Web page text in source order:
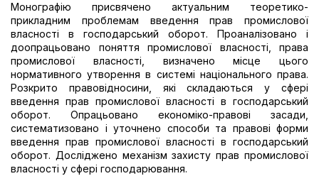
Монографію присвячено актуальним теоретико-
прикладним проблемам введення прав промислової
власності в господарський оборот. Проаналізовано і
доопрацьовано поняття промислової власності, права
промислової власності, визначено місце цього
нормативного утворення в системі національного права.
Розкрито правовідносини, які складаються у сфері
введення прав промислової власності в господарський
оборот. Опрацьовано економіко-правові засади,
систематизовано і уточнено способи та правові форми
введення прав промислової власності в господарський
оборот. Досліджено механізм захисту прав промислової
власності у сфері господарювання.